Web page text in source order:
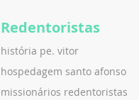
Redentoristas
história pe. vitor
hospedagem santo afonso
missionários redentoristas